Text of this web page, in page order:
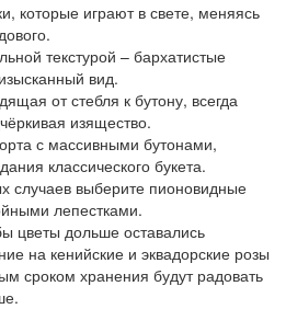
которые играют в свете, меняясь
текстурой – бархатистые
вид.
от стебля к бутону, всегда
изящество.
с массивными бутонами,
классического букета.
случаев выберите пионовидные
лепестками.
цветы дольше оставались
на кенийские и эквадорские розы
сроком хранения будут радовать